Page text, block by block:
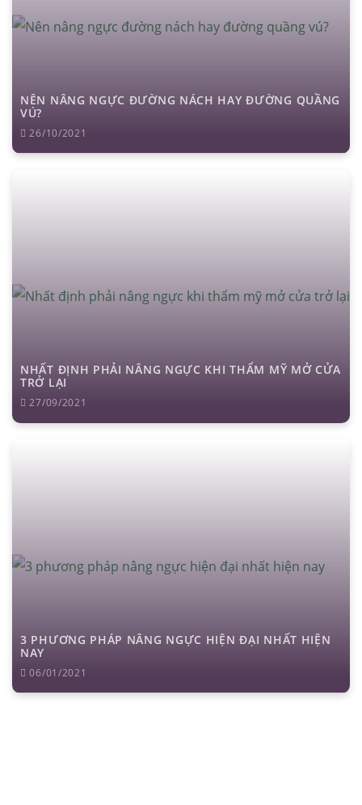
NÊN NÂNG NGỰC ĐƯỜNG NÁCH HAY ĐƯỜNG QUẦNG
VÚ?
26/10/2021
NHẤT ĐỊNH PHẢI NÂNG NGỰC KHI THẨM MỸ MỞ CỬA
TRỞ LẠI
27/09/2021
3 PHƯƠNG PHÁP NÂNG NGỰC HIỆN ĐẠI NHẤT HIỆN
NAY
06/01/2021